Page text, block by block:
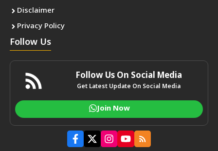
Disclaimer
Privacy Policy
Follow Us
Follow Us On Social Media
Get Latest Update On Social Media
Join Now